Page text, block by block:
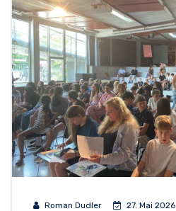
Roman Dudler 27. Mai 2026